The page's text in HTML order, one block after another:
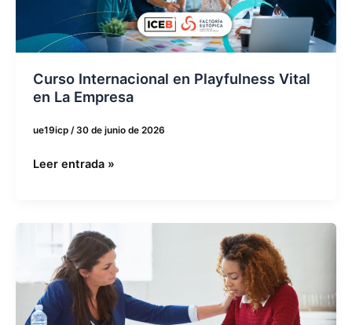
Curso Internacional en Playfulness Vital
en La Empresa
ue19icp / 30 de junio de 2026
La
Empresa
Leer entrada »
Reprogramar
Bienestar
la